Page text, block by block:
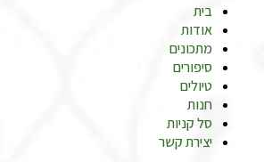
בית
אודות
מתכונים
סיפורים
טיולים
חנות
סל קניות
יצירת קשר